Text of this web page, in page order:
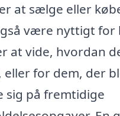
at sælge eller
være nyttigt for
at vide, hvordan
eller for dem, der
sig på fremtidige